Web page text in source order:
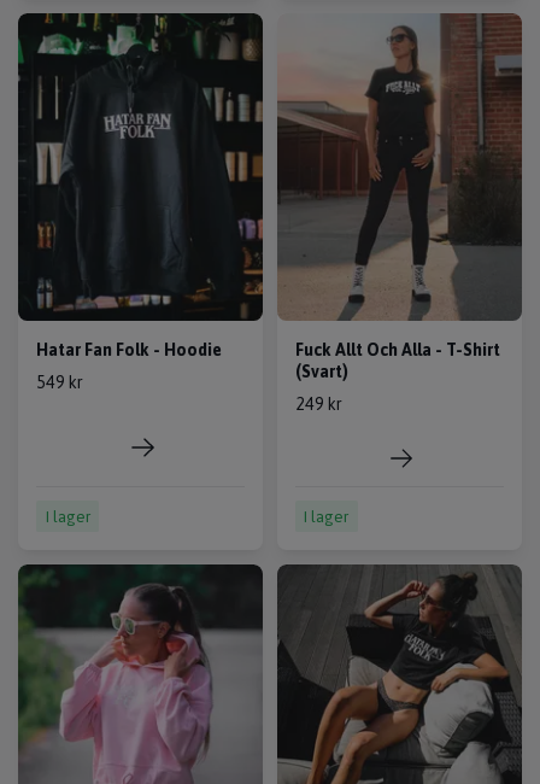
Hatar Fan Folk - Hoodie
549 kr
I lager
Fuck Allt Och Alla - T-Shirt
(Svart)
249 kr
I lager